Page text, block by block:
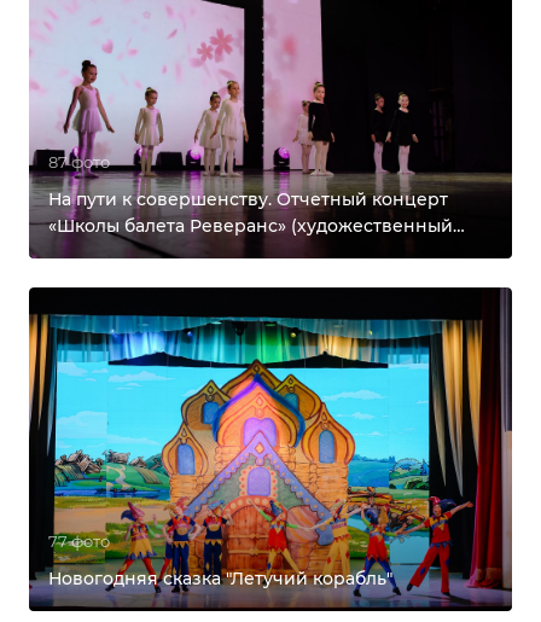
87 фото
На пути к совершенству. Отчетный концерт
«Школы балета Реверанс» (художественный
руководитель Ольга Васильевна Рыбакина)
77 фото
Новогодняя сказка "Летучий корабль"